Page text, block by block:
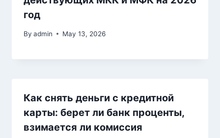
год
By admin May 13, 2026
Как снять деньги с кредитной
карты: берет ли банк проценты,
взимается ли комиссия